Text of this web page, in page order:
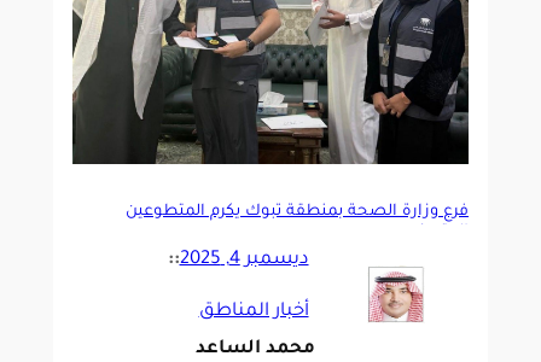
فرع وزارة الصحة بمنطقة تبوك يكرم المتطوعين
ديسمبر 4, 2025 ::
أخبار المناطق
محمد الساعد